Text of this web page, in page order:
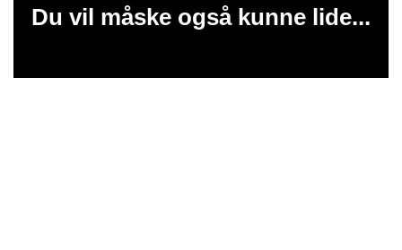
Du vil måske også kunne lide...